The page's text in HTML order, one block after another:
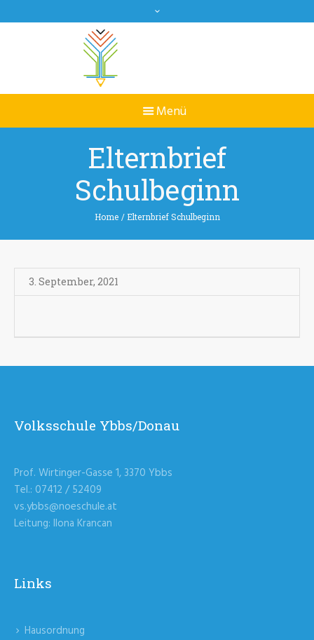
Elternbrief
Schulbeginn
Home /Elternbrief Schulbeginn
3. September, 2021
Volksschule Ybbs/Donau
Prof. Wirtinger-Gasse 1, 3370 Ybbs
Tel.: 07412 / 52409
vs.ybbs@noeschule.at
Leitung: Ilona Krancan
Links
Hausordnung